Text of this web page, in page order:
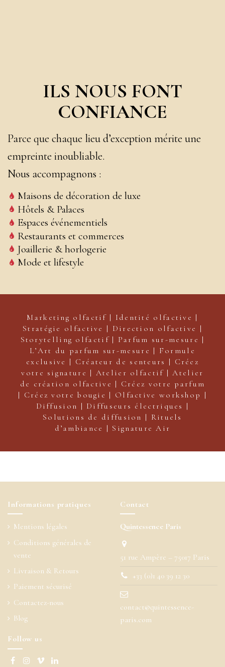
ILS NOUS FONT
CONFIANCE
Parce que chaque lieu d’exception mérite une
empreinte inoubliable.
Nous accompagnons :
Maisons de décoration de luxe
Hôtels & Palaces
Espaces événementiels
Restaurants et commerces
Joaillerie & horlogerie
Mode et lifestyle
Marketing olfactif | Identité olfactive |
Stratégie olfactive | Direction olfactive |
Storytelling olfactif | Parfum sur-mesure |
L’Art du parfum sur-mesure | Formule
exclusive | Créateur de senteurs | Créez
votre signature | Atelier olfactif | Atelier
de création olfactive | Créez votre parfum
| Créez votre bougie | Olfactive workshop |
Diffusion | Diffuseurs électriques |
Solutions de diffusion | Rituels
d’ambiance | Signature Air
Informations pratiques
Mentions légales
Conditions générales de
vente
Livraison & Retours
Paiement sécurisé
Contactez-nous
Blog
Contact
Quintessence Paris
51 rue Ampère – 75017 Paris
+33 (0)1 40 39 12 30
contact@quintessence-
paris.com
Follow us